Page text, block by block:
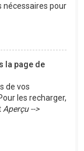
nécessaires pour
la page de
de vos
les recharger,
Aperçu -->